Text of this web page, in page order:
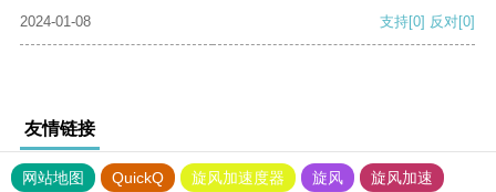
2024-01-08
支持[0] 反对[0]
友情链接
网站地图 QuickQ 旋风加速度器 旋风
旋风加速